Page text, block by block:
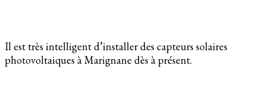
Il est très intelligent d’installer des capteurs solaires
photovoltaiques à Marignane dès à présent.